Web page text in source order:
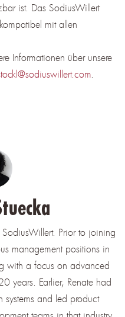
ist. Das SodiusWillert
mit allen
Informationen über unsere
.
Prior to joining
management positions in
with a focus on advanced
years. Earlier, Renate had
and led product